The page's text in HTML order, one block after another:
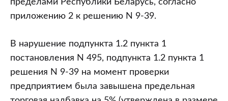
пределами Республики Беларусь, согласно
приложению 2 к решению N 9-39.
В нарушение подпункта 1.2 пункта 1
постановления N 495, подпункта 1.2 пункта 1
решения N 9-39 на момент проверки
предприятием была завышена предельная